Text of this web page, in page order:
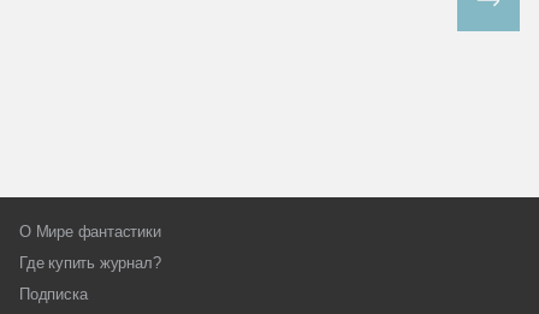
О Мире фантастики
Где купить журнал?
Подписка